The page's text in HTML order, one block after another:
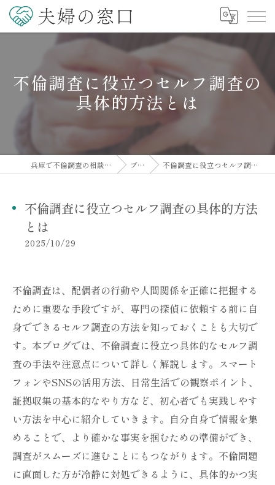
不倫調査に役立つセルフ調査の
具体的方法とは
兵庫で不倫調査の相談なら夫婦の窓口 ブログ 不倫調査に役立つセルフ調査の具体的方法とは
不倫調査に役立つセルフ調査の具体的方法
とは
2025/10/29
不倫調査は、配偶者の行動や人間関係を正確に把握する
ために重要な手段ですが、専門の探偵に依頼する前に自
身でできるセルフ調査の方法を知っておくことも大切で
す。本ブログでは、不倫調査に役立つ具体的なセルフ調
査の手法や注意点について詳しく解説します。スマート
フォンやSNSの活用方法、日常生活での観察ポイント、
証拠収集の基本的なやり方など、初心者でも実践しやす
い方法を中心に紹介していきます。自分自身で情報を集
めることで、より確かな事実を掴むための準備ができ、
調査がスムーズに進むことにもつながります。不倫問題
に直面した方が冷静に対処できるように、具体的かつ実